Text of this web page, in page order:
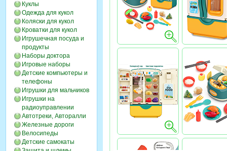
Куклы
Одежда для кукол
Коляски для кукол
Кроватки для кукол
Игрушечная посуда и
продукты
Наборы доктора
Игровые наборы
Детские компьютеры и
телефоны
Игрушки для мальчиков
Игрушки на
радиоуправлении
Автотреки, Авторалли
Железные дороги
Велосипеды
Детские самокаты